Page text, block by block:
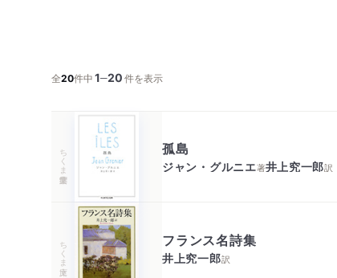
全20件中1─20件を表示
ちくま学芸文庫 孤島
ジャン・グルニエ著井上究一郎訳
ちくま文庫 フランス名詩集
井上究一郎訳